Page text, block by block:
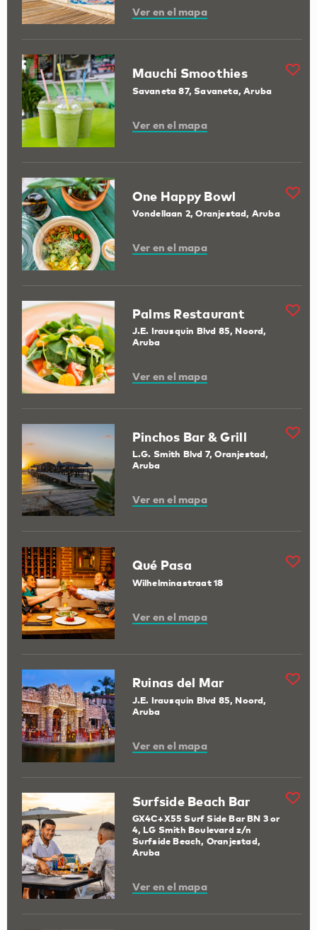
Ver en el mapa
Mauchi Smoothies
Savaneta 87, Savaneta, Aruba
Ver en el mapa
One Happy Bowl
Vondellaan 2, Oranjestad, Aruba
Ver en el mapa
Palms Restaurant
J.E. Irausquin Blvd 85, Noord,
Aruba
Ver en el mapa
Pinchos Bar & Grill
L.G. Smith Blvd 7, Oranjestad,
Aruba
Ver en el mapa
Qué Pasa
Wilhelminastraat 18
Ver en el mapa
Ruinas del Mar
J.E. Irausquin Blvd 85, Noord,
Aruba
Ver en el mapa
Surfside Beach Bar
GX4C+X55 Surf Side Bar BN 3 or
4, LG Smith Boulevard z/n
Surfside Beach, Oranjestad,
Aruba
Ver en el mapa